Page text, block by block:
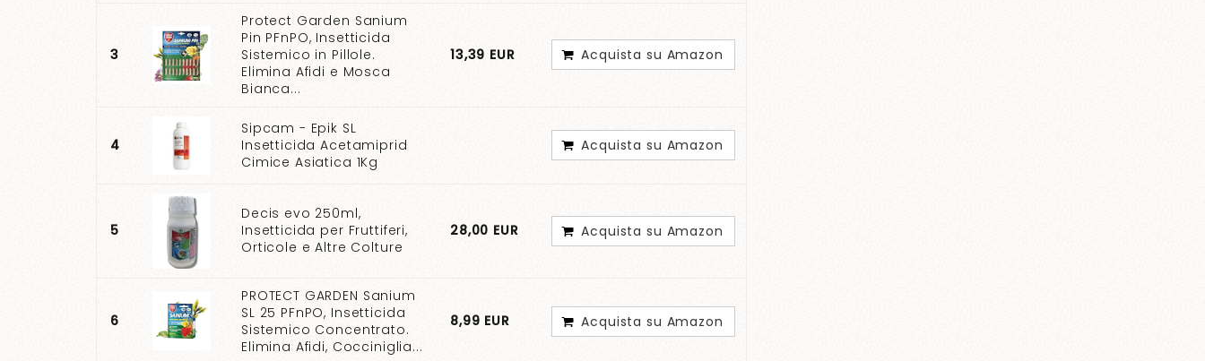
3
Protect Garden Sanium
Pin PFnPO, Insetticida
Sistemico in Pillole.
Elimina Afidi e Mosca
Bianca...
13,39 EUR Acquista su Amazon
4
Sipcam - Epik SL
Insetticida Acetamiprid
Cimice Asiatica 1Kg
Acquista su Amazon
5
Decis evo 250ml,
Insetticida per Fruttiferi,
Orticole e Altre Colture
28,00 EUR Acquista su Amazon
6
PROTECT GARDEN Sanium
SL 25 PFnPO, Insetticida
Sistemico Concentrato.
Elimina Afidi, Cocciniglia...
8,99 EUR Acquista su Amazon